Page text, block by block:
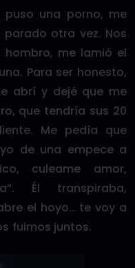
una porno, me
otra vez. Nos
me lamió el
Para ser honesto,
abrí y dejé que me
que tendría sus 20
Me pedía que
de una empece a
culeame amor,
Él transpiraba,
el hoyo… te voy a
fuimos juntos.